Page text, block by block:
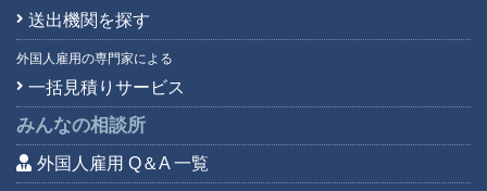
送出機関を探す
外国人雇用の専門家による
一括見積りサービス
みんなの相談所
外国人雇用 Q＆A 一覧